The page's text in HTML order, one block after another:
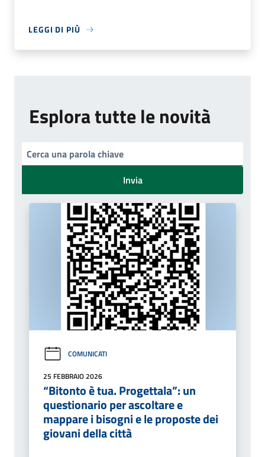
LEGGI DI PIÙ
Esplora tutte le novità
Invia
COMUNICATI
25 FEBBRAIO 2026
“Bitonto è tua. Progettala”: un
questionario per ascoltare e
mappare i bisogni e le proposte dei
giovani della città